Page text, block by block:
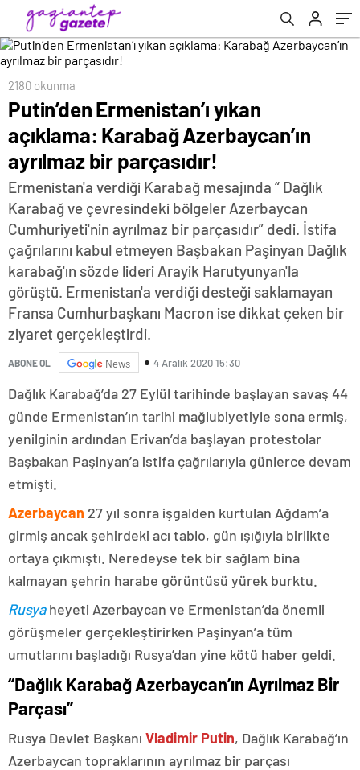
parçasıdır!
2180 okunma
Putin’den Ermenistan’ı yıkan
açıklama: Karabağ Azerbaycan’ın
ayrılmaz bir parçasıdır!
Ermenistan'a verdiği Karabağ mesajında “ Dağlık
Karabağ ve çevresindeki bölgeler Azerbaycan
Cumhuriyeti'nin ayrılmaz bir parçasıdır” dedi. İstifa
çağrılarını kabul etmeyen Başbakan Paşinyan Dağlık
karabağ'ın sözde lideri Arayik Harutyunyan'la
görüştü. Ermenistan'a verdiği desteği saklamayan
Fransa Cumhurbaşkanı Macron ise dikkat çeken bir
ziyaret gerçekleştirdi.
ABONE OL News 4 Aralık 2020 15:30
Dağlık Karabağ’da 27 Eylül tarihinde başlayan savaş 44
günde Ermenistan’ın tarihi mağlubiyetiyle sona ermiş,
yenilginin ardından Erivan’da başlayan protestolar
Başbakan Paşinyan’a istifa çağrılarıyla günlerce devam
etmişti.
Azerbaycan 27 yıl sonra işgalden kurtulan Ağdam’a
girmiş ancak şehirdeki acı tablo, gün ışığıyla birlikte
ortaya çıkmıştı. Neredeyse tek bir sağlam bina
kalmayan şehrin harabe görüntüsü yürek burktu.
Rusyaheyeti Azerbaycan ve Ermenistan’da önemli
görüşmeler gerçekleştirirken Paşinyan’a tüm
umutlarını başladığı Rusya’dan yine kötü haber geldi.
“Dağlık Karabağ Azerbaycan’ın Ayrılmaz Bir
Parçası”
Rusya Devlet Başkanı Vladimir Putin, Dağlık Karabağ’ın
Azerbaycan topraklarının ayrılmaz bir parçası